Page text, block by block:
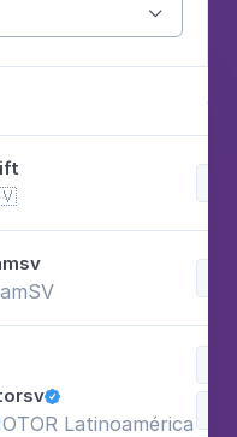


Latinoamérica